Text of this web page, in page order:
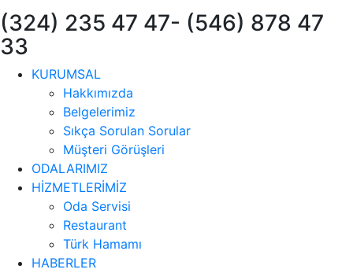
(324) 235 47 47- (546) 878 47
33
KURUMSAL
Hakkımızda
Belgelerimiz
Sıkça Sorulan Sorular
Müşteri Görüşleri
ODALARIMIZ
HİZMETLERİMİZ
Oda Servisi
Restaurant
Türk Hamamı
HABERLER